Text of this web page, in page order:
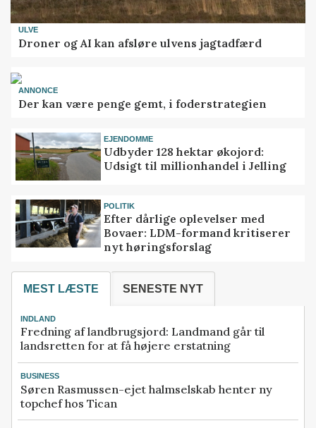
ULVE
Droner og AI kan afsløre ulvens jagtadfærd
ANNONCE
Der kan være penge gemt, i foderstrategien
EJENDOMME
Udbyder 128 hektar økojord:
Udsigt til millionhandel i Jelling
POLITIK
Efter dårlige oplevelser med
Bovaer: LDM-formand kritiserer
nyt høringsforslag
MEST LÆSTE SENESTE NYT
INDLAND
Fredning af landbrugsjord: Landmand går til
landsretten for at få højere erstatning
BUSINESS
Søren Rasmussen-ejet halmselskab henter ny
topchef hos Tican